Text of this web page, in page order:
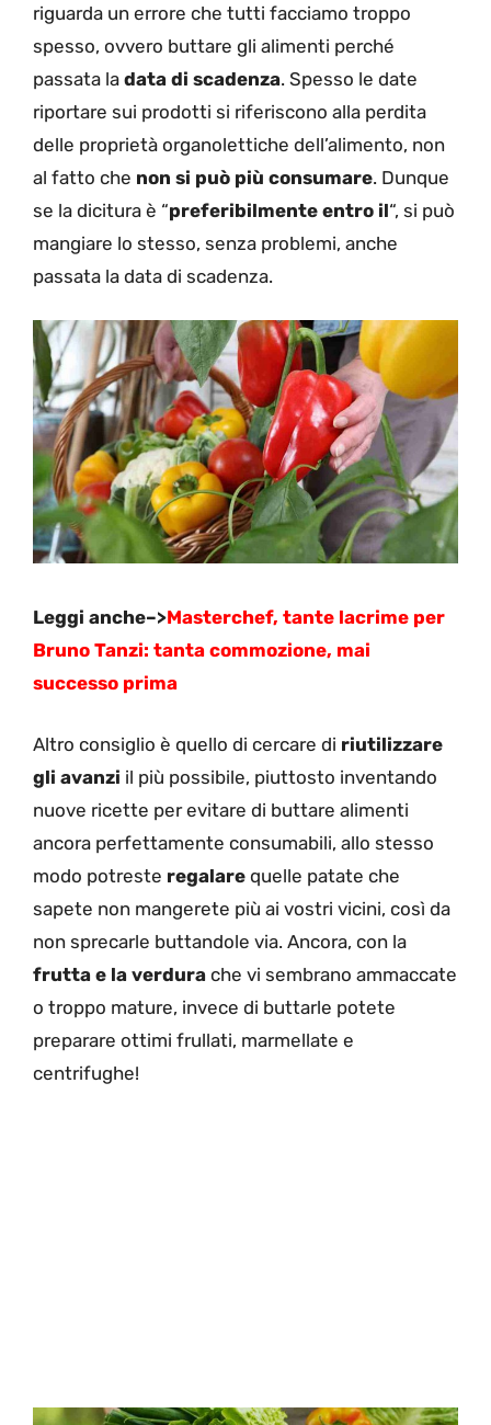
riguarda un errore che tutti facciamo troppo
spesso, ovvero buttare gli alimenti perché
passata la data di scadenza. Spesso le date
riportare sui prodotti si riferiscono alla perdita
delle proprietà organolettiche dell’alimento, non
al fatto che non si può più consumare. Dunque
se la dicitura è “preferibilmente entro il“, si può
mangiare lo stesso, senza problemi, anche
passata la data di scadenza.
Leggi anche–>Masterchef, tante lacrime per
Bruno Tanzi: tanta commozione, mai
successo prima
Altro consiglio è quello di cercare di riutilizzare
gli avanzi il più possibile, piuttosto inventando
nuove ricette per evitare di buttare alimenti
ancora perfettamente consumabili, allo stesso
modo potreste regalare quelle patate che
sapete non mangerete più ai vostri vicini, così da
non sprecarle buttandole via. Ancora, con la
frutta e la verdura che vi sembrano ammaccate
o troppo mature, invece di buttarle potete
preparare ottimi frullati, marmellate e
centrifughe!